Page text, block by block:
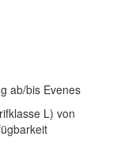
ab/bis Evenes
L) von